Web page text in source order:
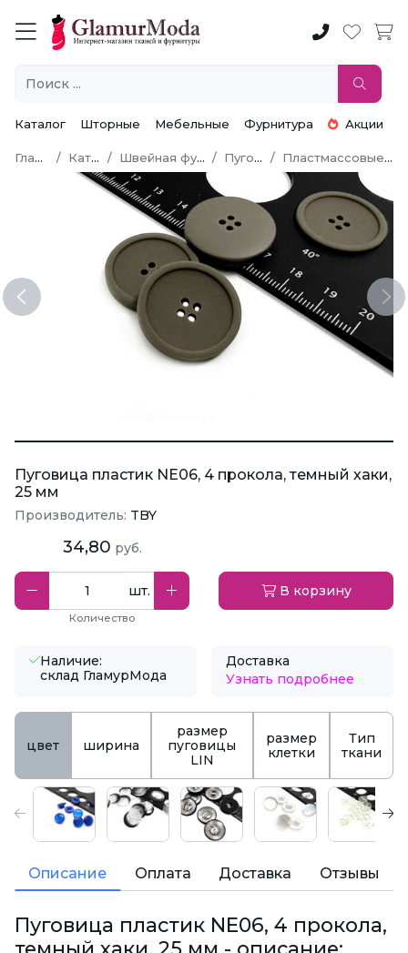
Каталог Шторные Мебельные Фурнитура Акции
Главная Каталог Швейная фурнитура Пуговицы Пластмассовые пуговицы
Previous
Пуговица пластик NE06, 4 прокола, темный хаки,
25 мм
Производитель: TBY
34,80 руб.
шт.
Количество
В корзину
Наличие:
склад ГламурМода
Доставка
Узнать подробнее
цвет ширина
размер
пуговицы
LIN
размер
клетки
Тип
ткани
Описание Оплата Доставка Отзывы
Пуговица пластик NE06, 4 прокола,
темный хаки, 25 мм - описание: